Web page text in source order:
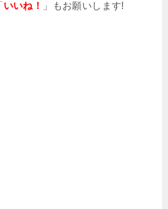
いいね！ 」もお願いします!